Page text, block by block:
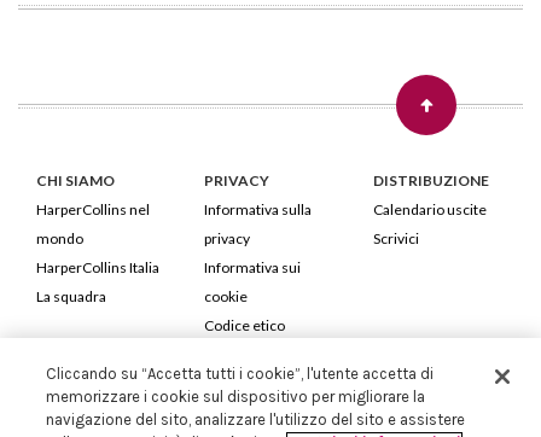
CHI SIAMO
HarperCollins nel
mondo
HarperCollins Italia
La squadra
PRIVACY
Informativa sulla
privacy
Informativa sui
cookie
Codice etico
DISTRIBUZIONE
Calendario uscite
Scrivici
HarperCollins Italia S.p.A. Viale Monte Nero, 84 - 20135 Milano
Cod. Fiscale e P.IVA 05946780151 - Capitale Sociale 258.250 €
Cliccando su “Accetta tutti i cookie”, l'utente accetta di
memorizzare i cookie sul dispositivo per migliorare la
navigazione del sito, analizzare l'utilizzo del sito e assistere